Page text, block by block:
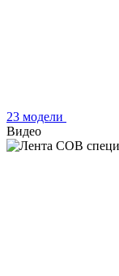
23 модели
Видео